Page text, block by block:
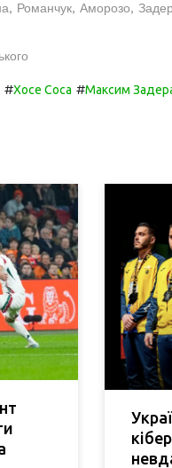
Романчук, Аморозо,
#Хосе Соса #Максим